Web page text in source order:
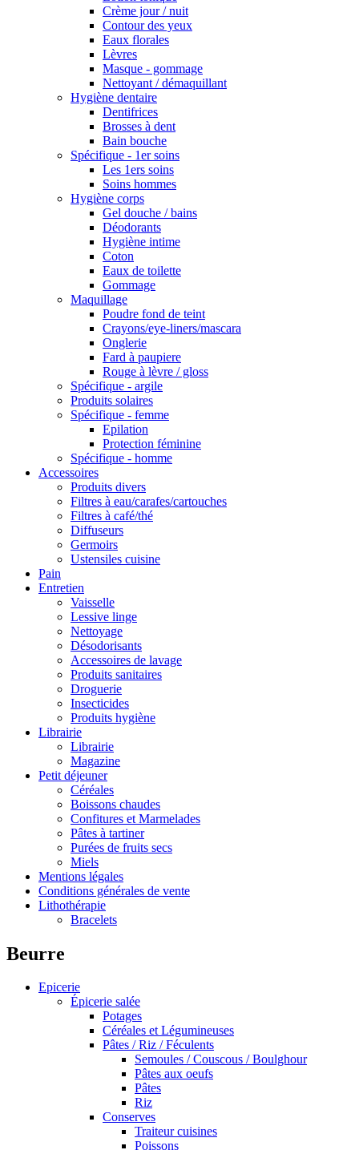
Crème jour / nuit
Contour des yeux
Eaux florales
Lèvres
Masque - gommage
Nettoyant / démaquillant
Hygiène dentaire
Dentifrices
Brosses à dent
Bain bouche
Spécifique - 1er soins
Les 1ers soins
Soins hommes
Hygiène corps
Gel douche / bains
Déodorants
Hygiène intime
Coton
Eaux de toilette
Gommage
Maquillage
Poudre fond de teint
Crayons/eye-liners/mascara
Onglerie
Fard à paupiere
Rouge à lèvre / gloss
Spécifique - argile
Produits solaires
Spécifique - femme
Epilation
Protection féminine
Spécifique - homme
Accessoires
Produits divers
Filtres à eau/carafes/cartouches
Filtres à café/thé
Diffuseurs
Germoirs
Ustensiles cuisine
Pain
Entretien
Vaisselle
Lessive linge
Nettoyage
Désodorisants
Accessoires de lavage
Produits sanitaires
Droguerie
Insecticides
Produits hygiène
Librairie
Librairie
Magazine
Petit déjeuner
Céréales
Boissons chaudes
Confitures et Marmelades
Pâtes à tartiner
Purées de fruits secs
Miels
Mentions légales
Conditions générales de vente
Lithothérapie
Bracelets
Beurre
Epicerie
Épicerie salée
Potages
Céréales et Légumineuses
Pâtes / Riz / Féculents
Semoules / Couscous / Boulghour
Pâtes aux oeufs
Pâtes
Riz
Conserves
Traiteur cuisines
Poissons